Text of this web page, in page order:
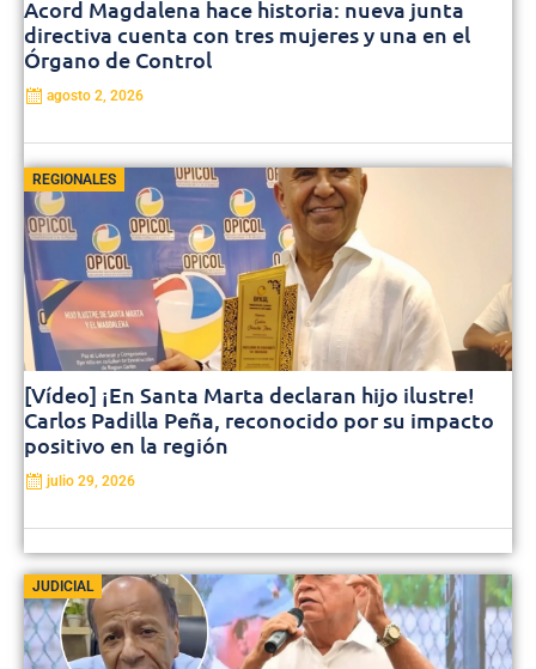
Acord Magdalena hace historia: nueva junta
directiva cuenta con tres mujeres y una en el
Órgano de Control
agosto 2, 2026
REGIONALES
[Vídeo] ¡En Santa Marta declaran hijo ilustre!
Carlos Padilla Peña, reconocido por su impacto
positivo en la región
julio 29, 2026
JUDICIAL